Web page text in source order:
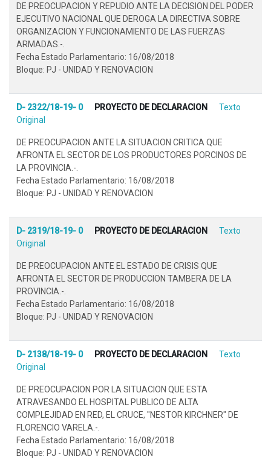
DE PREOCUPACION Y REPUDIO ANTE LA DECISION DEL PODER
EJECUTIVO NACIONAL QUE DEROGA LA DIRECTIVA SOBRE
ORGANIZACION Y FUNCIONAMIENTO DE LAS FUERZAS
ARMADAS.-.
Fecha Estado Parlamentario: 16/08/2018
Bloque: PJ - UNIDAD Y RENOVACION
D- 2322/18-19- 0 PROYECTO DE DECLARACION
Texto
Original
DE PREOCUPACION ANTE LA SITUACION CRITICA QUE
AFRONTA EL SECTOR DE LOS PRODUCTORES PORCINOS DE
LA PROVINCIA.-.
Fecha Estado Parlamentario: 16/08/2018
Bloque: PJ - UNIDAD Y RENOVACION
D- 2319/18-19- 0 PROYECTO DE DECLARACION
Texto
Original
DE PREOCUPACION ANTE EL ESTADO DE CRISIS QUE
AFRONTA EL SECTOR DE PRODUCCION TAMBERA DE LA
PROVINCIA.-.
Fecha Estado Parlamentario: 16/08/2018
Bloque: PJ - UNIDAD Y RENOVACION
D- 2138/18-19- 0 PROYECTO DE DECLARACION
Texto
Original
DE PREOCUPACION POR LA SITUACION QUE ESTA
ATRAVESANDO EL HOSPITAL PUBLICO DE ALTA
COMPLEJIDAD EN RED, EL CRUCE, "NESTOR KIRCHNER" DE
FLORENCIO VARELA.-.
Fecha Estado Parlamentario: 16/08/2018
Bloque: PJ - UNIDAD Y RENOVACION